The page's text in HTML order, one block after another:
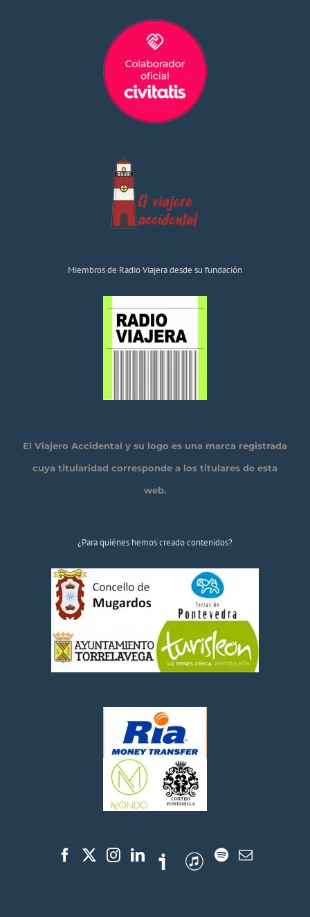
Miembros de Radio Viajera desde su fundación
El Viajero Accidental y su logo es una marca registrada
cuya titularidad corresponde a los titulares de esta
web.
¿Para quiénes hemos creado contenidos?